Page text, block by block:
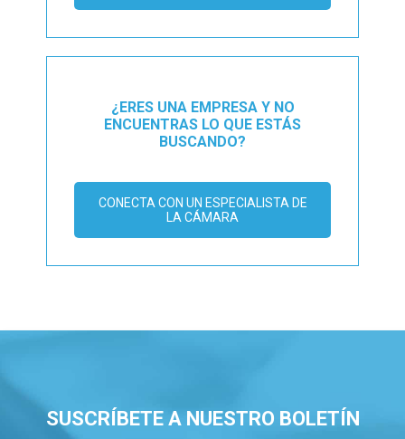
¿ERES UNA EMPRESA Y NO
ENCUENTRAS LO QUE ESTÁS
BUSCANDO?
CONECTA CON UN ESPECIALISTA DE
LA CÁMARA
SUSCRÍBETE A NUESTRO BOLETÍN